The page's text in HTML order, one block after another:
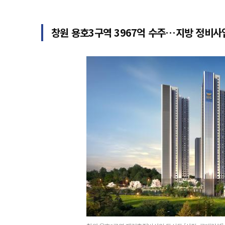
창원 용호3구역 3967억 수주…지방 정비사